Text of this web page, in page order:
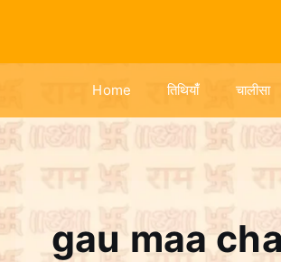
o
Home तिथियांँ चालीसा
gau maa